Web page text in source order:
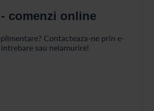
comenzi online
Contacteaza-ne prin e-
sau nelamurire!